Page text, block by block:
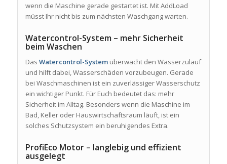
wenn die Maschine gerade gestartet ist. Mit AddLoad
müsst Ihr nicht bis zum nächsten Waschgang warten.
Watercontrol-System – mehr Sicherheit
beim Waschen
Das Watercontrol-Systemüberwacht den Wasserzulauf
und hilft dabei, Wasserschäden vorzubeugen. Gerade
bei Waschmaschinen ist ein zuverlässiger Wasserschutz
ein wichtiger Punkt. Für Euch bedeutet das: mehr
Sicherheit im Alltag. Besonders wenn die Maschine im
Bad, Keller oder Hauswirtschaftsraum läuft, ist ein
solches Schutzsystem ein beruhigendes Extra.
ProfiEco Motor – langlebig und effizient
ausgelegt